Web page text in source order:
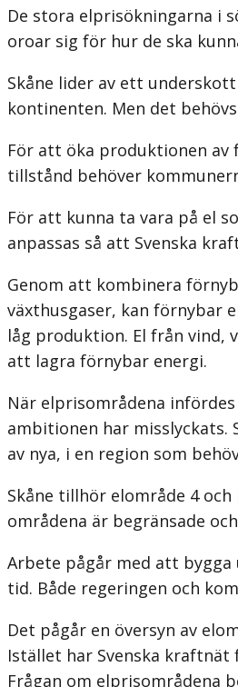
De stora elprisökningarna i
oroar sig för hur de ska
Skåne lider av ett
kontinenten. Men det
För att öka produktionen av
tillstånd behöver
För att kunna ta vara på el
anpassas så att Svenska
Genom att kombinera
växthusgaser, kan förnybar
låg produktion. El från vind,
att lagra förnybar energi.
När elprisområdena
ambitionen har miss­lyckats.
av nya, i en region som
Skåne tillhör elområde 4
områdena är begränsade
Arbete pågår med att
tid. Både regeringen och
Det pågår en översyn av
Istället har Svenska
Frågan om elprisområdena